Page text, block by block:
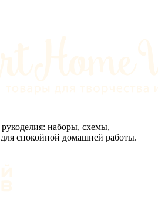
наборы, схемы,
спокойной домашней работы.